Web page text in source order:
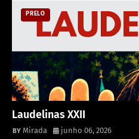
PRELO
Laudelinas XXII
Mirada junho 06, 2026